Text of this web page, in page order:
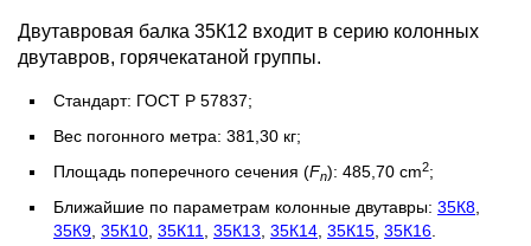
Двутавровая балка 35К12 входит в серию колонных
двутавров, горячекатаной группы.
Стандарт: ГОСТ Р 57837;
Вес погонного метра: 381,30 кг;
Площадь поперечного сечения (Fn): 485,70 cm2;
Ближайшие по параметрам колонные двутавры: 35К8
35К9 35К10 35К11 35К13 35К14 35К15 35К16